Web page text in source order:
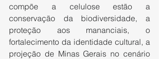
compõe a celulose estão a
conservação da biodiversidade, a
proteção aos mananciais, o
fortalecimento da identidade cultural, a
projeção de Minas Gerais no cenário